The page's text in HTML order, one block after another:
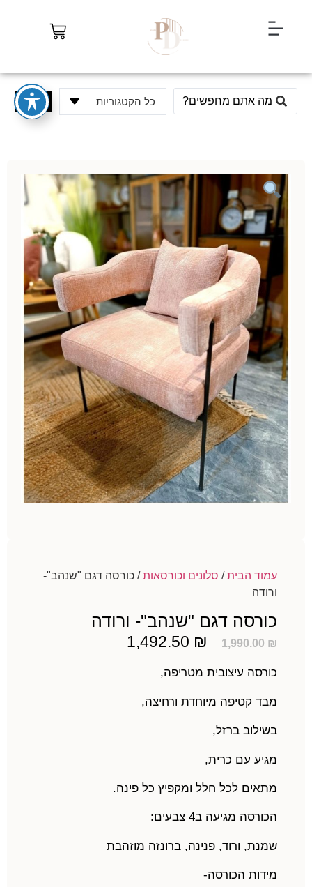
חיפוש
עמוד הבית/ סלונים וכורסאות/ כורסה דגם "שנהב"-
ורודה
כורסה דגם "שנהב"- ורודה
1,990.00₪
1,492.50 ₪
כורסה עיצובית מטריפה,
מבד קטיפה מיוחדת ורחיצה,
בשילוב ברזל,
מגיע עם כרית,
מתאים לכל חלל ומקפיץ כל פינה.
הכורסה מגיעה ב4 צבעים:
שמנת, ורוד, פנינה, ברונזה מוזהבת
מידות הכורסה-